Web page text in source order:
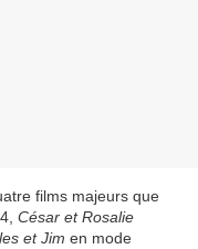
films majeurs que
César et Rosalie
et Jim en mode